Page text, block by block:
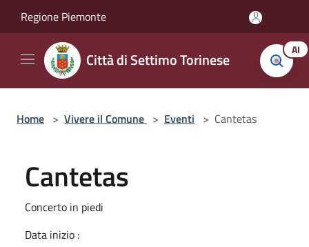
Regione Piemonte
Città di Settimo Torinese AI
Home > Vivere il Comune > Eventi > Cantetas
Cantetas
Concerto in piedi
Data inizio :